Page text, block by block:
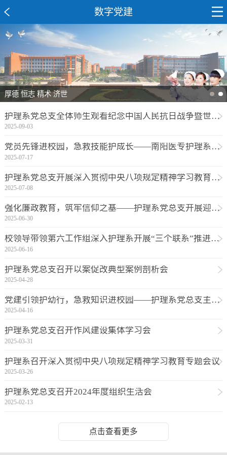
数字党建
厚德 恒志 精术 济世
护理系党总支全体师生观看纪念中国人民抗日战争暨世界反法西斯战争胜利80周年大会
2025-09-03
党员先锋进校园，急救技能护成长——南阳医专护理系“点亮心灯”主题党日活动
2025-07-17
护理系党总支开展深入贯彻中央八项规定精神学习教育专项测试
2025-07-08
强化廉政教育，筑牢信仰之基——护理系党总支开展迎“七一”主题党日活动
2025-06-30
校领导带领第六工作组深入护理系开展“三个联系”推进工作
2025-06-16
护理系党总支召开以案促改典型案例剖析会
2025-04-28
党建引领护幼行，急救知识进校园——护理系党总支主题党日活动进幼儿园
2025-04-16
护理系党总支召开作风建设集体学习会
2025-03-31
护理系召开深入贯彻中央八项规定精神学习教育专题会议
2025-03-26
护理系党总支召开2024年度组织生活会
2025-02-13
点击查看更多